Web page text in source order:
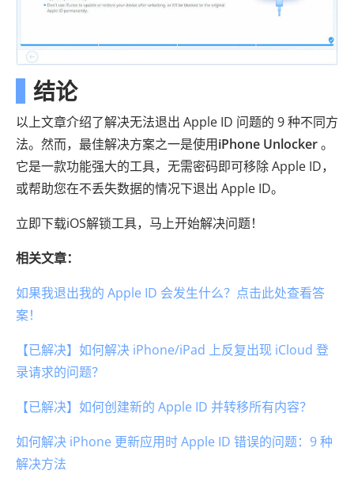
结论
以上文章介绍了解决无法退出 Apple ID 问题的 9 种不同方
法。然而，最佳解决方案之一是使用iPhone Unlocker。
它是一款功能强大的工具，无需密码即可移除 Apple ID，
或帮助您在不丢失数据的情况下退出 Apple ID。
立即下载iOS解锁工具，马上开始解决问题！
相关文章：
如果我退出我的 Apple ID 会发生什么？点击此处查看答
案！
【已解决】如何解决 iPhone/iPad 上反复出现 iCloud 登
录请求的问题？
【已解决】如何创建新的 Apple ID 并转移所有内容？
如何解决 iPhone 更新应用时 Apple ID 错误的问题：9 种
解决方法